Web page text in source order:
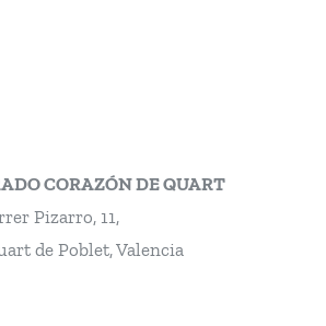
CORAZÓN DE QUART
Pizarro, 11,
de Poblet, Valencia